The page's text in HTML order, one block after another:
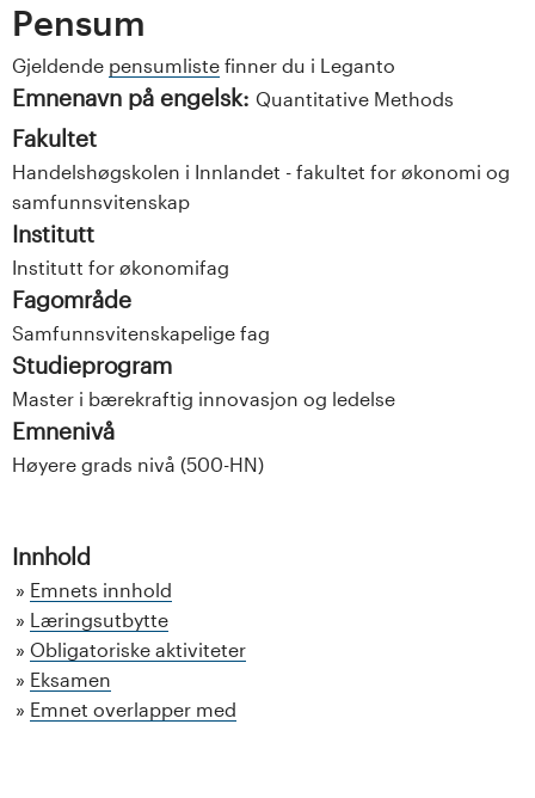
Pensum
Gjeldende pensumliste finner du i Leganto
Emnenavn på engelsk: Quantitative Methods
Fakultet
Handelshøgskolen i Innlandet - fakultet for økonomi og
samfunnsvitenskap
Institutt
Institutt for økonomifag
Fagområde
Samfunnsvitenskapelige fag
Studieprogram
Master i bærekraftig innovasjon og ledelse
Emnenivå
Høyere grads nivå (500-HN)
Innhold
Emnets innhold
Læringsutbytte
Obligatoriske aktiviteter
Eksamen
Emnet overlapper med